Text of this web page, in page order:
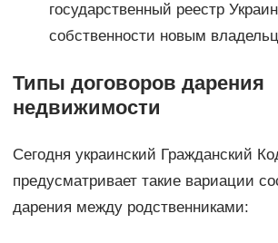
государственный реестр
собственности новым
Типы договоров дарения
недвижимости
Сегодня украинский Гражданский
предусматривает такие вариации
дарения между родственниками: